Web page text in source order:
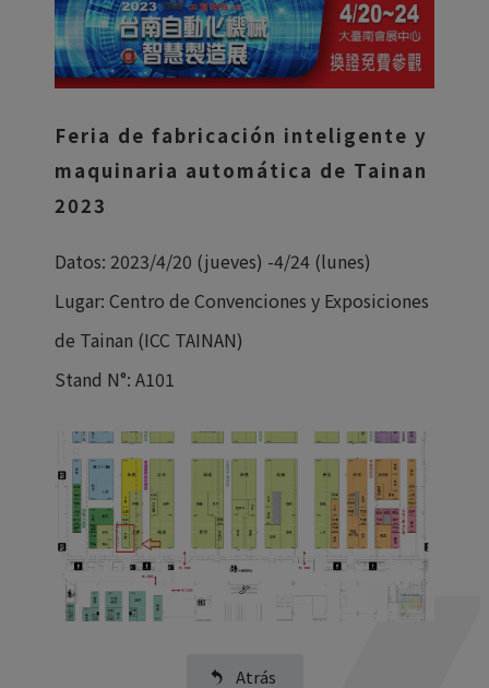
Feria de fabricación inteligente y
maquinaria automática de Tainan
2023
Datos: 2023/4/20 (jueves) -4/24 (lunes)
Lugar: Centro de Convenciones y Exposiciones
de Tainan (ICC TAINAN)
Stand N°: A101
Atrás